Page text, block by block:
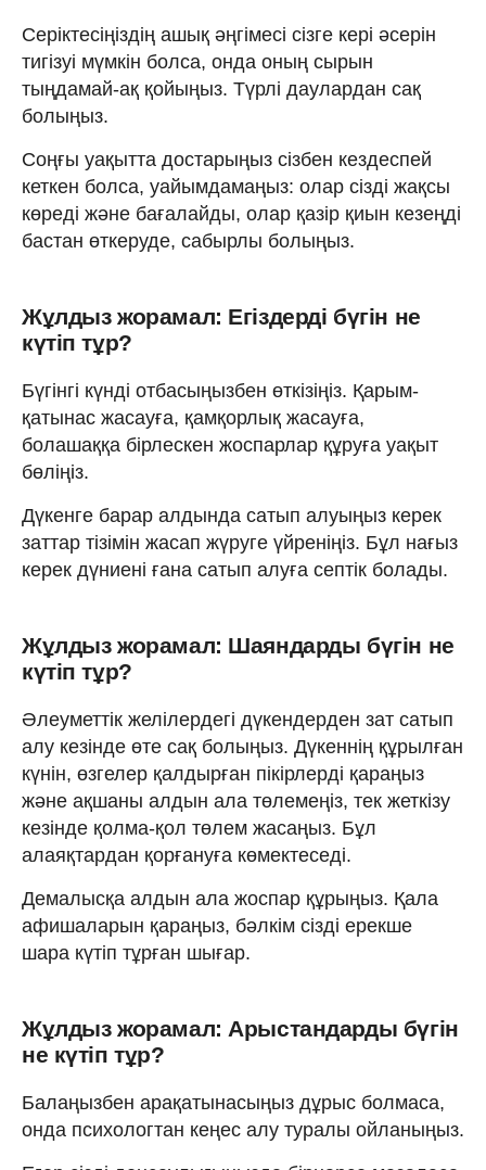
Серіктесіңіздің ашық әңгімесі сізге кері әсерін
тигізуі мүмкін болса, онда оның сырын
тыңдамай-ақ қойыңыз. Түрлі даулардан сақ
болыңыз.
Соңғы уақытта достарыңыз сізбен кездеспей
кеткен болса, уайымдамаңыз: олар сізді жақсы
көреді және бағалайды, олар қазір қиын кезеңді
бастан өткеруде, сабырлы болыңыз.
Жұлдыз жорамал: Егіздерді бүгін не
күтіп тұр?
Бүгінгі күнді отбасыңызбен өткізіңіз. Қарым-
қатынас жасауға, қамқорлық жасауға,
болашаққа бірлескен жоспарлар құруға уақыт
бөліңіз.
Дүкенге барар алдында сатып алуыңыз керек
заттар тізімін жасап жүруге үйреніңіз. Бұл нағыз
керек дүниені ғана сатып алуға септік болады.
Жұлдыз жорамал: Шаяндарды бүгін не
күтіп тұр?
Әлеуметтік желілердегі дүкендерден зат сатып
алу кезінде өте сақ болыңыз. Дүкеннің құрылған
күнін, өзгелер қалдырған пікірлерді қараңыз
және ақшаны алдын ала төлемеңіз, тек жеткізу
кезінде қолма-қол төлем жасаңыз. Бұл
алаяқтардан қорғануға көмектеседі.
Демалысқа алдын ала жоспар құрыңыз. Қала
афишаларын қараңыз, бәлкім сізді ерекше
шара күтіп тұрған шығар.
Жұлдыз жорамал: Арыстандарды бүгін
не күтіп тұр?
Балаңызбен арақатынасыңыз дұрыс болмаса,
онда психологтан кеңес алу туралы ойланыңыз.